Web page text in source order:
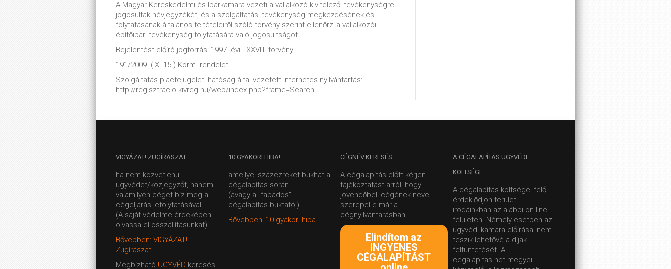
A Magyar Kereskedelmi és Iparkamara vezeti a vállalkozó kivitelezői tevékenységre
jogosultak névjegyzékét, és a szolgáltatási tevékenység megkezdésének és
folytatásának általános feltételeiről szóló törvény szerint ellenőrzi a vállalkozói
építőipari tevékenység folytatására való jogosultságot.
Bejelentést előíró jogforrás: 1997. évi LXXVIII. törvény
191/2009. (IX. 15.) Korm. rendelet
Szolgáltatás piacfelügeleti hatóság által vezetett internetes nyilvántartás:
http://regisztracio.kivreg.hu/web/index.php?frame=Search
VIGYÁZAT! ZUGÍRÁSZAT
ha nem közvetlenül
ügyvédet/közjegyzőt, hanem
valamilyen céget bíz meg a
cégeljárás lefolytatásával.
(A saját védelme érdekében
olvassa el összállításunkat)
Bővebben: VIGYÁZAT!
Zugírászat
Megbízható ÜGYVÉD keresés
10 GYAKORI HIBA!
amellyel százezreket bukhat a
cégalapítás során.
(avagy a "fapados"
cégalapítás buktatói)
Bővebben: 10 gyakori hiba
CÉGNÉV KERESÉS
A cégalapítás előtt kérjen
tájékoztatást arról, hogy
jövendőbeli cégének neve
szerepel-e már a
cégnyilvántarásban.
Elindítom az
INGYENES
CÉGALAPÍTÁST
A CÉGALAPÍTÁS ÜGYVÉDI
KÖLTSÉGE
A cégalapítás költségei felől
érdeklődjön területi
irodáinkban az alábbi on-line
felületen. Némely esetben az
ügyvédi kamara előírásai nem
teszik lehetővé a díjak
feltüntetését. A
cegalapitas.net megyei